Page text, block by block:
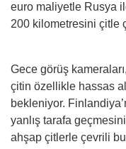
euro maliyetle Rusya
200 kilometresini çitle
Gece görüş
çitin özellikle hassas
bekleniyor.
yanlış tarafa
ahşap çitlerle çevrili